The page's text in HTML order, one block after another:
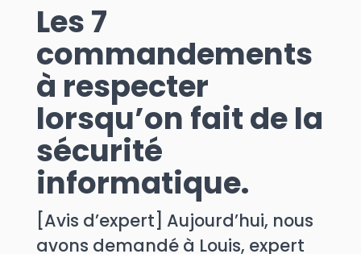
Les 7
commandements
à respecter
lorsqu’on fait de la
sécurité
informatique.
[Avis d’expert] Aujourd’hui, nous
avons demandé à Louis, expert